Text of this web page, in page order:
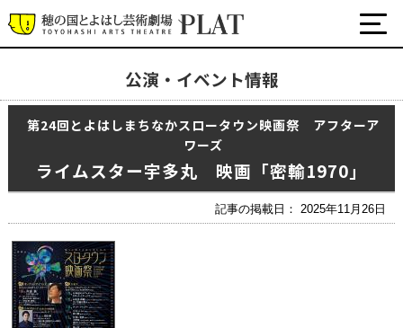
公演・イベント情報
第24回とよはしまちなかスロータウン映画祭 アフターア
ワーズ
ライムスター宇多丸 映画「密輸1970」
記事の掲載日： 2025年11月26日
最新の公演・イベント情報
演劇・ダンス・音楽など
ワークショップ・講座
プラットについて
チケット・座席表・鑑賞サポートなど